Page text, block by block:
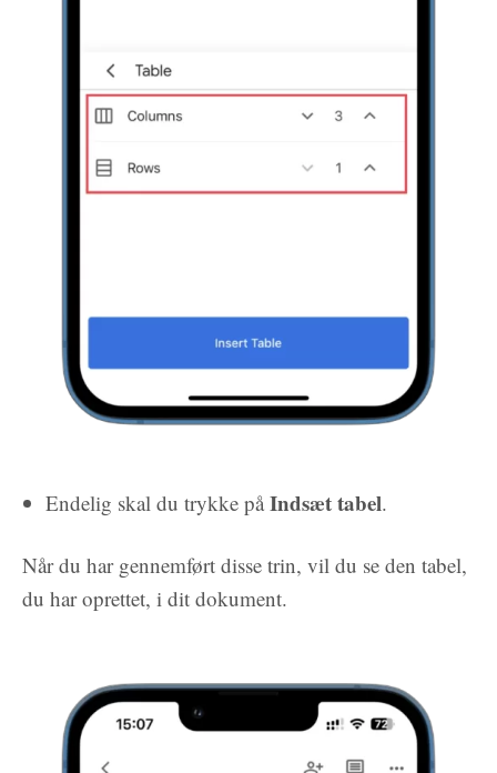
Endelig skal du trykke påIndsæt tabel.
Når du har gennemført disse trin, vil du se den tabel,
du har oprettet, i dit dokument.